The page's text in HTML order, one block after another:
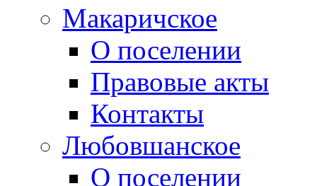
Макаричское
О поселении
Правовые акты
Контакты
Любовшанское
О поселении